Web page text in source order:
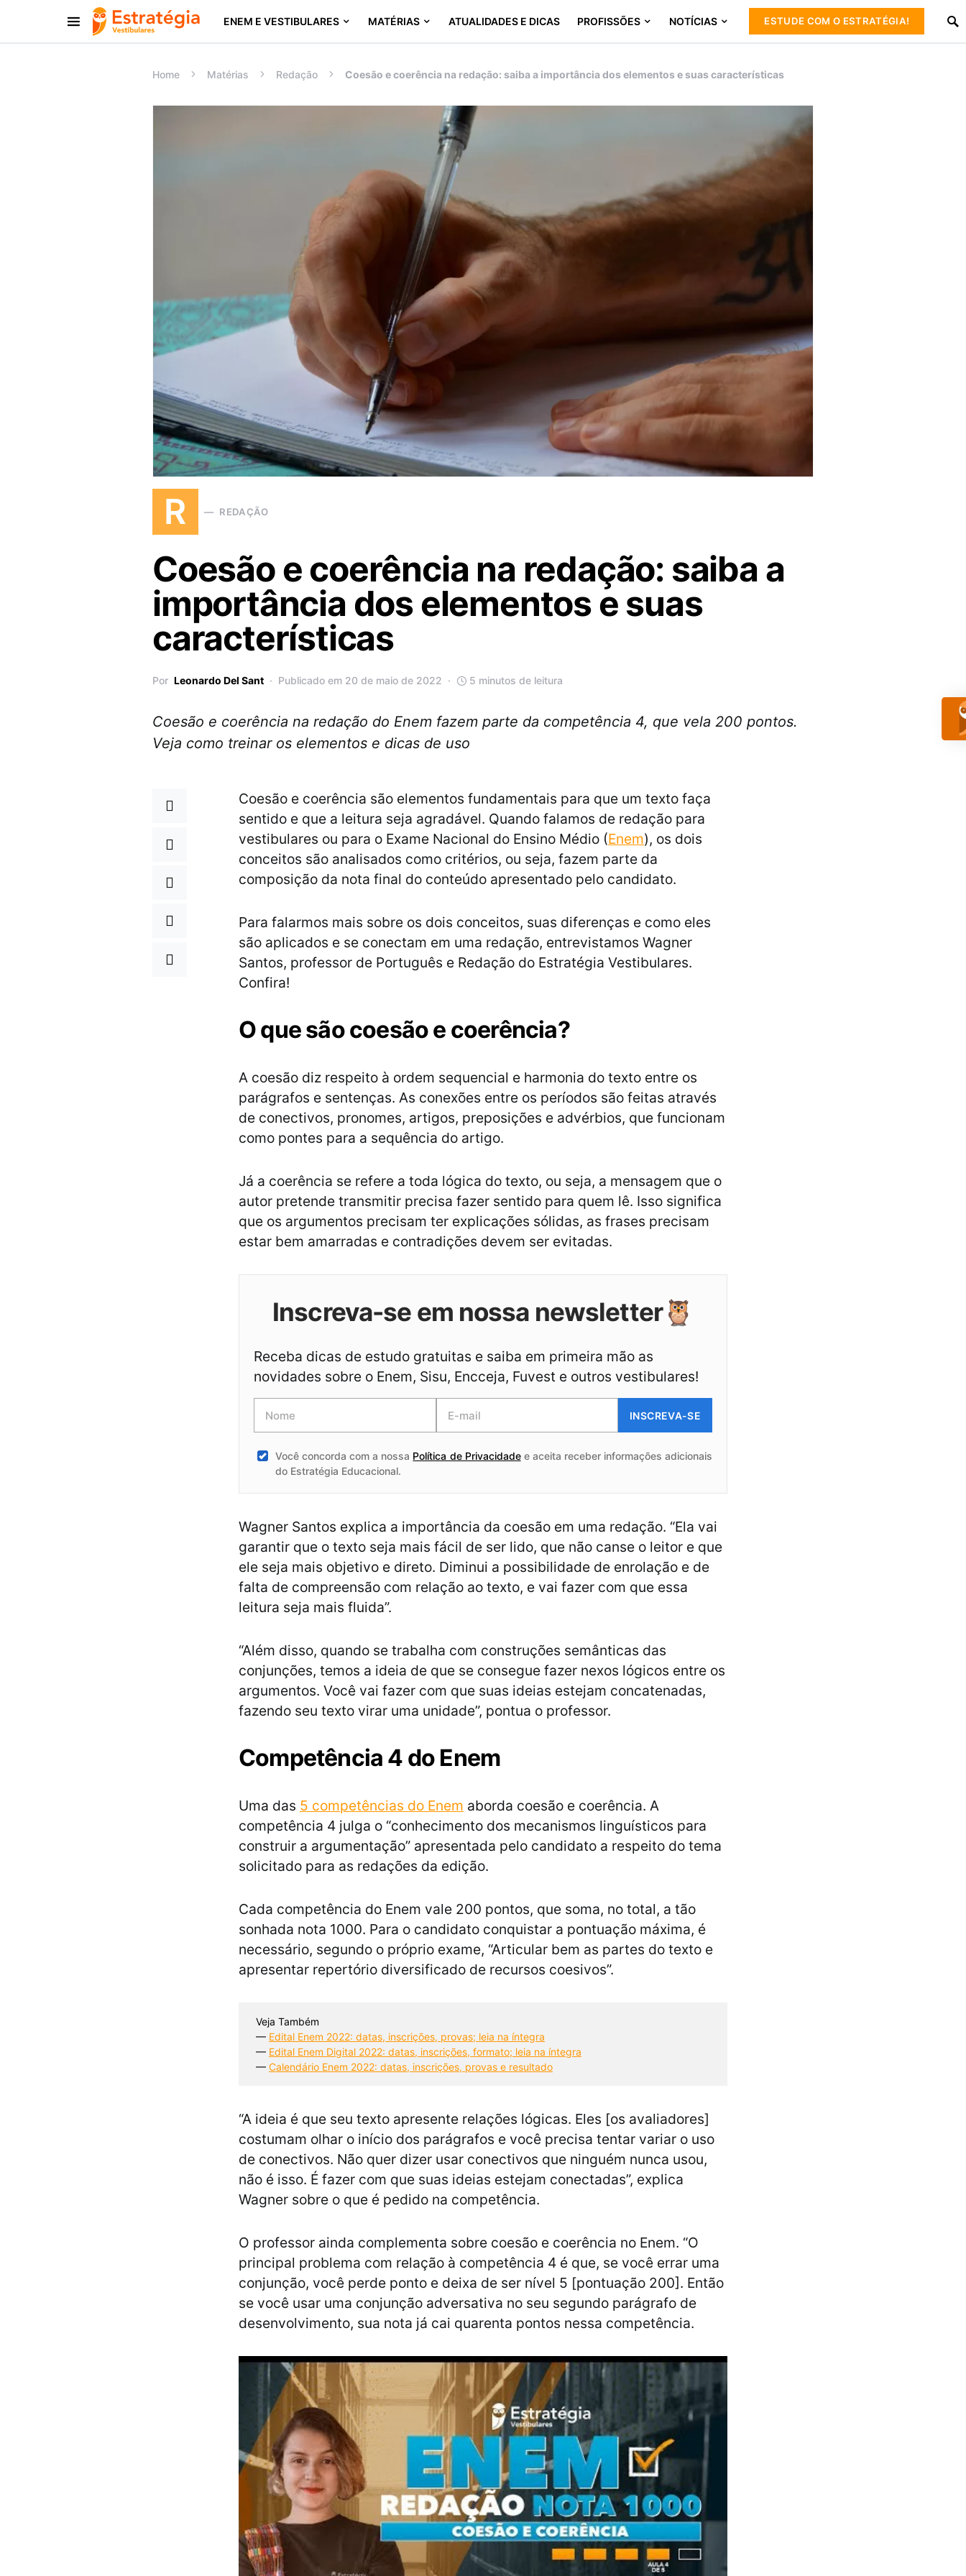
ENEM E VESTIBULARES MATÉRIAS ATUALIDADES E DICAS PROFISSÕES NOTÍCIAS ESTUDE COM O ESTRATÉGIA!
Procurar:
Home Matérias Redação Coesão e coerência na redação: saiba a importância dos elementos e suas características
R REDAÇÃO
Coesão e coerência na redação: saiba a
importância dos elementos e suas
características
Por Leonardo Del Sant Publicado em 20 de maio de 2022 5 minutos de leitura
Coesão e coerência na redação do Enem fazem parte da competência 4, que vela 200 pontos.
Veja como treinar os elementos e dicas de uso
Coesão e coerência são elementos fundamentais para que um texto faça
sentido e que a leitura seja agradável. Quando falamos de redação para
vestibulares ou para o Exame Nacional do Ensino Médio (Enem), os dois
conceitos são analisados como critérios, ou seja, fazem parte da
composição da nota final do conteúdo apresentado pelo candidato.
Para falarmos mais sobre os dois conceitos, suas diferenças e como eles
são aplicados e se conectam em uma redação, entrevistamos Wagner
Santos, professor de Português e Redação do Estratégia Vestibulares.
Confira!
O que são coesão e coerência?
A coesão diz respeito à ordem sequencial e harmonia do texto entre os
parágrafos e sentenças. As conexões entre os períodos são feitas através
de conectivos, pronomes, artigos, preposições e advérbios, que funcionam
como pontes para a sequência do artigo.
Já a coerência se refere a toda lógica do texto, ou seja, a mensagem que o
autor pretende transmitir precisa fazer sentido para quem lê. Isso significa
que os argumentos precisam ter explicações sólidas, as frases precisam
estar bem amarradas e contradições devem ser evitadas.
Inscreva-se em nossa newsletter🦉
Receba dicas de estudo gratuitas e saiba em primeira mão as
novidades sobre o Enem, Sisu, Encceja, Fuvest e outros vestibulares!
INSCREVA-SE
Você concorda com a nossa Política de Privacidadee aceita receber informações adicionais
do Estratégia Educacional.
Wagner Santos explica a importância da coesão em uma redação. “Ela vai
garantir que o texto seja mais fácil de ser lido, que não canse o leitor e que
ele seja mais objetivo e direto. Diminui a possibilidade de enrolação e de
falta de compreensão com relação ao texto, e vai fazer com que essa
leitura seja mais fluida”.
“Além disso, quando se trabalha com construções semânticas das
conjunções, temos a ideia de que se consegue fazer nexos lógicos entre os
argumentos. Você vai fazer com que suas ideias estejam concatenadas,
fazendo seu texto virar uma unidade”, pontua o professor.
Competência 4 do Enem
Uma das 5 competências do Enem aborda coesão e coerência. A
competência 4 julga o “conhecimento dos mecanismos linguísticos para
construir a argumentação” apresentada pelo candidato a respeito do tema
solicitado para as redações da edição.
Cada competência do Enem vale 200 pontos, que soma, no total, a tão
sonhada nota 1000. Para o candidato conquistar a pontuação máxima, é
necessário, segundo o próprio exame, “Articular bem as partes do texto e
apresentar repertório diversificado de recursos coesivos”.
Veja Também
— Edital Enem 2022: datas, inscrições, provas; leia na íntegra
— Edital Enem Digital 2022: datas, inscrições, formato; leia na íntegra
— Calendário Enem 2022: datas, inscrições, provas e resultado
“A ideia é que seu texto apresente relações lógicas. Eles [os avaliadores]
costumam olhar o início dos parágrafos e você precisa tentar variar o uso
de conectivos. Não quer dizer usar conectivos que ninguém nunca usou,
não é isso. É fazer com que suas ideias estejam conectadas”, explica
Wagner sobre o que é pedido na competência.
O professor ainda complementa sobre coesão e coerência no Enem. “O
principal problema com relação à competência 4 é que, se você errar uma
conjunção, você perde ponto e deixa de ser nível 5 [pontuação 200]. Então
se você usar uma conjunção adversativa no seu segundo parágrafo de
desenvolvimento, sua nota já cai quarenta pontos nessa competência.